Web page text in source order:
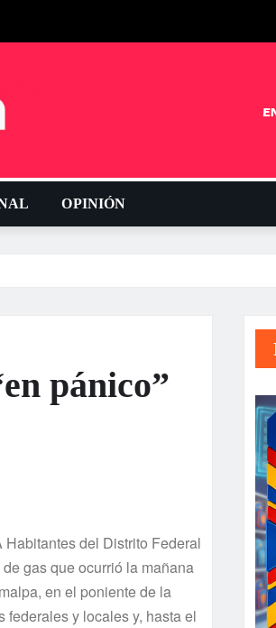
OPINIÓN
pánico”
del Distrito Federal
gas que ocurrió la mañana
en el poniente de la
y locales y, hasta el